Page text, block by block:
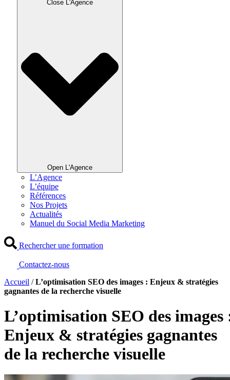
Close L'Agence
Open L'Agence
L’Agence
L’équipe
Références
Nos Projets
Actualités
Manuel du Social Media Marketing
Rechercher une formation
Contactez-nous
Accueil /L’optimisation SEO des images : Enjeux & stratégies
gagnantes de la recherche visuelle
L’optimisation SEO des images
Enjeux & stratégies gagnantes
de la recherche visuelle